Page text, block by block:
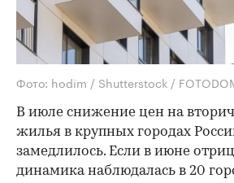
Фото: hodim / Shutterstock /
В июле снижение цен на
жилья в крупных городах
замедлилось. Если в июне
динамика наблюдалась в 20